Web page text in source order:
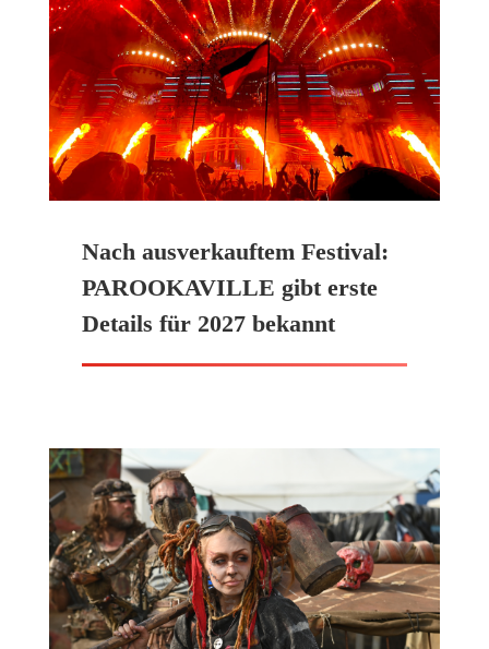
Nach ausverkauftem Festival:
PAROOKAVILLE gibt erste
Details für 2027 bekannt